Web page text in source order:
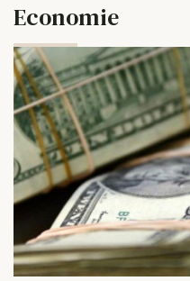
Economie